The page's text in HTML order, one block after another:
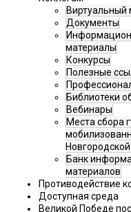
Виртуальный
Документы
материалы
Конкурсы
Полезные
Библиотеки
Вебинары
Места сбора
Банк
материалов
Противодействие
Доступная среда
Великой Победе